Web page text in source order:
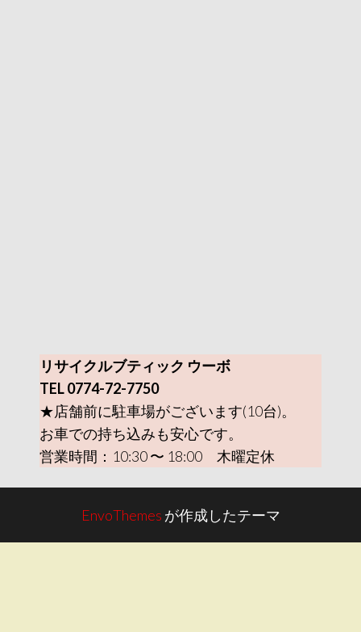
リサイクルブティック ウーボ
TEL 0774-72-7750
★店舗前に駐車場がございます(10台)。
お車での持ち込みも安心です。
営業時間：10:30 〜 18:00 木曜定休
EnvoThemes が作成したテーマ